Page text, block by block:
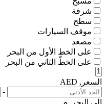
شرفة
سطح
موقف السيارات
مصعد
على الخط الأول من البحر
على الخطّ الثاني من البحر
السعر, AED
-
الى البحر, م